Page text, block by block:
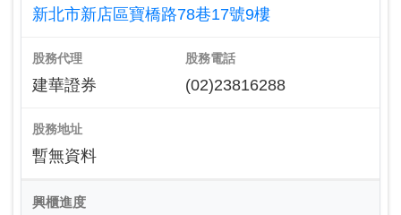
新北市新店區寶橋路78巷17號9樓
股務代理
建華證券
股務電話
(02)23816288
股務地址
暫無資料
興櫃進度